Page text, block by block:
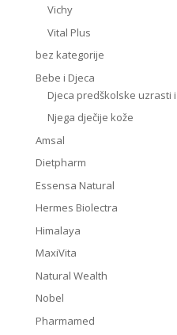
Vichy
Vital Plus
bez kategorije
Bebe i Djeca
Djeca predškolske uzrasti
Njega dječije kože
Amsal
Dietpharm
Essensa Natural
Hermes Biolectra
Himalaya
MaxiVita
Natural Wealth
Nobel
Pharmamed